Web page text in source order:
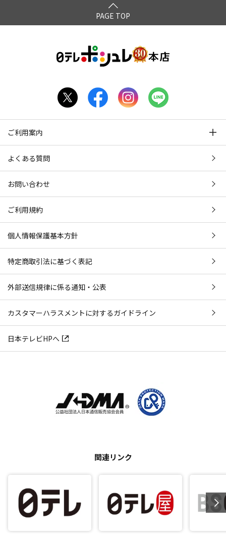
PAGE TOP
ご利用案内
よくある質問
お問い合わせ
ご利用規約
個人情報保護基本方針
特定商取引法に基づく表記
外部送信規律に係る通知・公表
カスタマーハラスメントに対するガイドライン
日本テレビHPへ
関連リンク